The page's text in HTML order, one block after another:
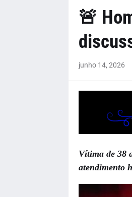
🚨
junho 14, 2026
Vítima de 38
atendimento